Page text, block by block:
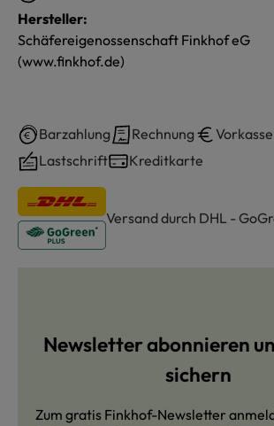
Hersteller:
Schäfereigenossenschaft Finkhof eG
(www.finkhof.de)
Barzahlung Rechnung Vorkasse
Lastschrift
Kreditkarte
Versand durch DHL -
Newsletter abonnieren
sichern
Zum gratis Finkhof-Newsletter